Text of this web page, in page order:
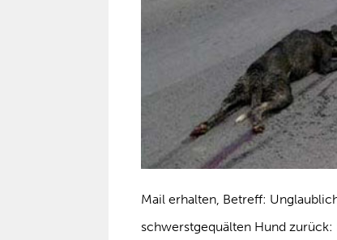
Mail erhalten, Betreff:
schwerstgequälten Hund